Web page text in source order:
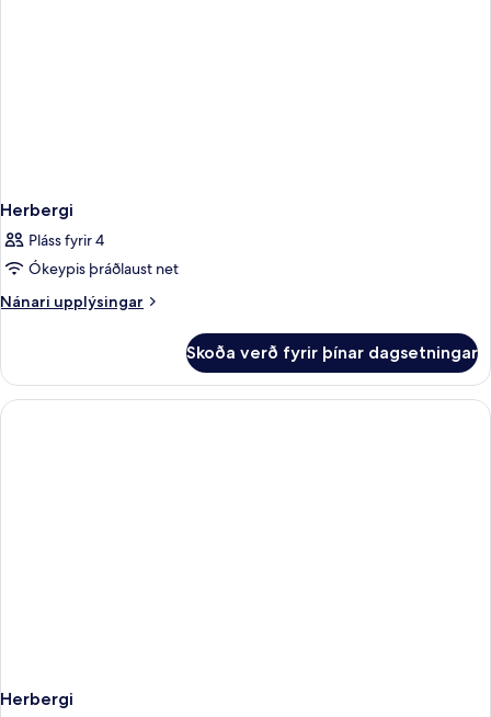
Herbergi
Pláss fyrir 4
Ókeypis þráðlaust net
Nánari upplýsingar
Nánari
Skoða verð fyrir þínar dagsetningar
Herbergi